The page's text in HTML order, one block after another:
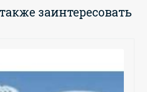
заинтересовать